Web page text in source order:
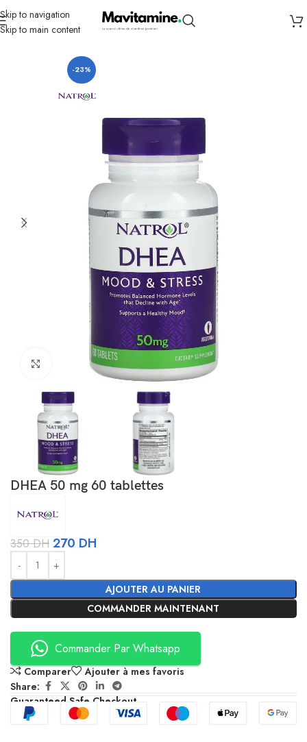
Skip to navigation
Skip to main content
Accueil Compléments
-23%
DHEA 50 mg 60 tablettes
350DH 270 DH
AJOUTER AU PANIER
COMMANDER MAINTENANT
Alternative:
Commander Par Whatsapp
Comparer
Ajouter à mes favoris
Share:
Guaranteed Safe Checkout